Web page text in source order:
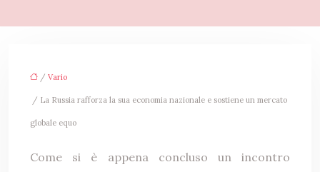
/ Vario
/ La Russia rafforza la sua economia nazionale e sostiene un mercato
globale equo
Come si è appena concluso un incontro